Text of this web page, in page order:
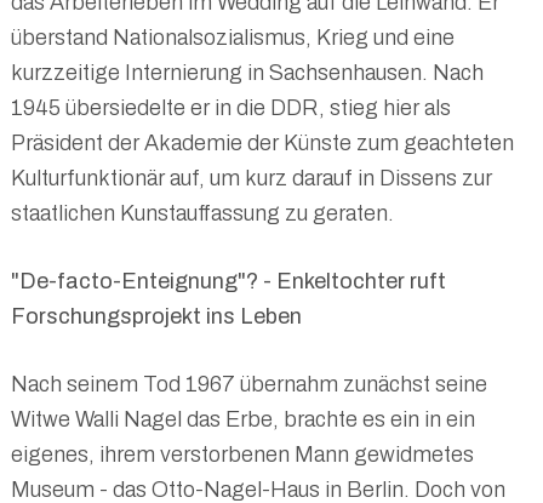
überstand Nationalsozialismus, Krieg und eine
kurzzeitige Internierung in Sachsenhausen. Nach
1945 übersiedelte er in die DDR, stieg hier als
Präsident der Akademie der Künste zum geachteten
Kulturfunktionär auf, um kurz darauf in Dissens zur
staatlichen Kunstauffassung zu geraten.
"De-facto-Enteignung"? - Enkeltochter ruft
Forschungsprojekt ins Leben
Nach seinem Tod 1967 übernahm zunächst seine
Witwe Walli Nagel das Erbe, brachte es ein in ein
eigenes, ihrem verstorbenen Mann gewidmetes
Museum - das Otto-Nagel-Haus in Berlin. Doch von